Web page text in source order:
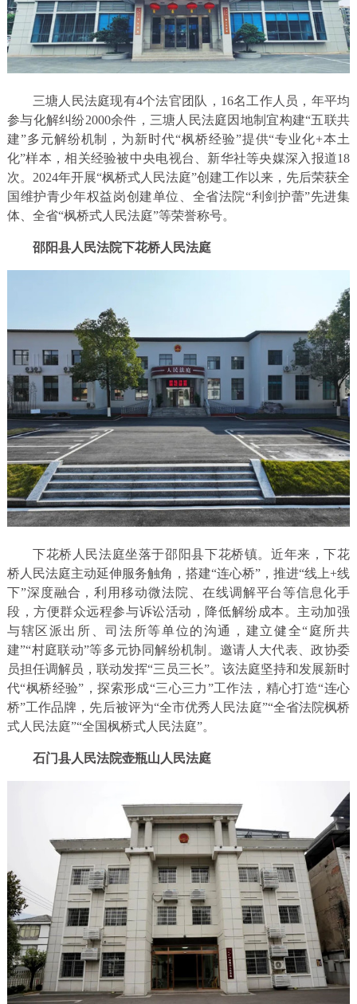
三塘人民法庭现有4个法官团队，16名工作人员，年平均
参与化解纠纷2000余件，三塘人民法庭因地制宜构建“五联共
建”多元解纷机制，为新时代“枫桥经验”提供“专业化+本土
化”样本，相关经验被中央电视台、新华社等央媒深入报道18
次。2024年开展“枫桥式人民法庭”创建工作以来，先后荣获全
国维护青少年权益岗创建单位、全省法院“利剑护蕾”先进集
体、全省“枫桥式人民法庭”等荣誉称号。
邵阳县人民法院下花桥人民法庭
下花桥人民法庭坐落于邵阳县下花桥镇。近年来，下花
桥人民法庭主动延伸服务触角，搭建“连心桥”，推进“线上+线
下”深度融合，利用移动微法院、在线调解平台等信息化手
段，方便群众远程参与诉讼活动，降低解纷成本。主动加强
与辖区派出所、司法所等单位的沟通，建立健全“庭所共
建”“村庭联动”等多元协同解纷机制。邀请人大代表、政协委
员担任调解员，联动发挥“三员三长”。该法庭坚持和发展新时
代“枫桥经验”，探索形成“三心三力”工作法，精心打造“连心
桥”工作品牌，先后被评为“全市优秀人民法庭”“全省法院枫桥
式人民法庭”“全国枫桥式人民法庭”。
石门县人民法院壶瓶山人民法庭